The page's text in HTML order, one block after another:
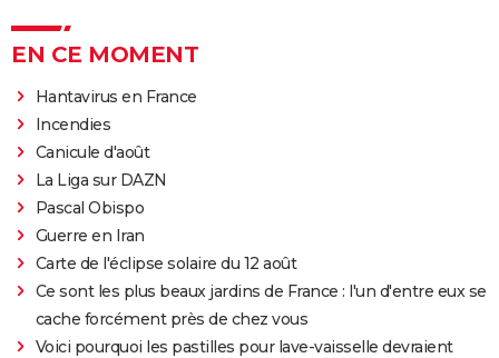
EN CE MOMENT
Hantavirus en France
Incendies
Canicule d'août
La Liga sur DAZN
Pascal Obispo
Guerre en Iran
Carte de l'éclipse solaire du 12 août
Ce sont les plus beaux jardins de France : l'un d'entre eux se
cache forcément près de chez vous
Voici pourquoi les pastilles pour lave-vaisselle devraient